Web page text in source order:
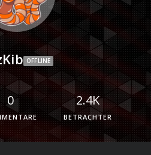
OFFLINE
0 2.4K
BETRACHTER